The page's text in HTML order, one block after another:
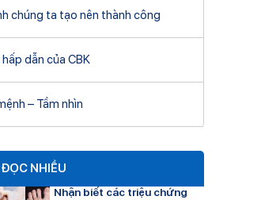
chúng ta tạo nên thành công
dẫn của CBK
– Tầm nhìn
NHIỀU
Nhận biết các triệu chứng